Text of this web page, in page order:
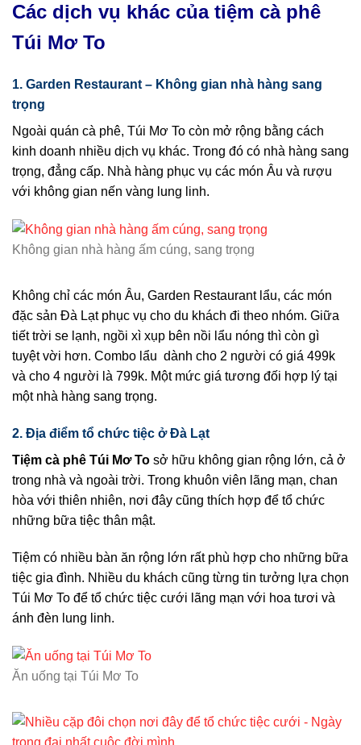
Các dịch vụ khác của tiệm cà phê
Túi Mơ To
1. Garden Restaurant – Không gian nhà hàng sang
trọng
Ngoài quán cà phê, Túi Mơ To còn mở rộng bằng cách
kinh doanh nhiều dịch vụ khác. Trong đó có nhà hàng sang
trọng, đẳng cấp. Nhà hàng phục vụ các món Âu và rượu
với không gian nến vàng lung linh.
Không gian nhà hàng ấm cúng, sang trọng
Không chỉ các món Âu, Garden Restaurant lẩu, các món
đặc sản Đà Lạt phục vụ cho du khách đi theo nhóm. Giữa
tiết trời se lạnh, ngồi xì xụp bên nồi lẩu nóng thì còn gì
tuyệt vời hơn. Combo lẩu dành cho 2 người có giá 499k
và cho 4 người là 799k. Một mức giá tương đối hợp lý tại
một nhà hàng sang trọng.
2. Địa điểm tổ chức tiệc ở Đà Lạt
Tiệm cà phê Túi Mơ To sở hữu không gian rộng lớn, cả ở
trong nhà và ngoài trời. Trong khuôn viên lãng mạn, chan
hòa với thiên nhiên, nơi đây cũng thích hợp để tổ chức
những bữa tiệc thân mật.
Tiệm có nhiều bàn ăn rộng lớn rất phù hợp cho những bữa
tiệc gia đình. Nhiều du khách cũng từng tin tưởng lựa chọn
Túi Mơ To để tổ chức tiệc cưới lãng mạn với hoa tươi và
ánh đèn lung linh.
Ăn uống tại Túi Mơ To